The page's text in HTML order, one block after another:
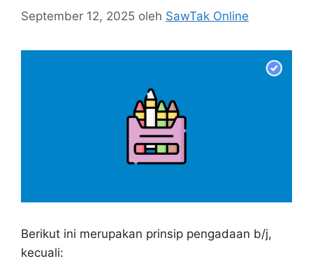
September 12, 2025 oleh SawTak Online
Berikut ini merupakan prinsip pengadaan b/j,
kecuali: